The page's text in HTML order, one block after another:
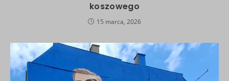
koszowego
15 marca, 2026